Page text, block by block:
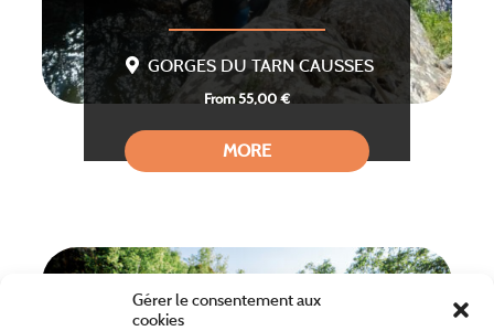
Gérer le consentement aux
cookies
GORGES DU TARN CAUSSES
From 55,00 €
MORE